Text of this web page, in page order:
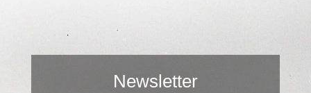
Newsletter